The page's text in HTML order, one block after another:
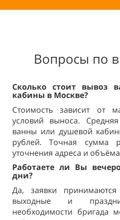
Вопросы по
Сколько стоит вывоз
кабины в Москве?
Стоимость зависит от
условий выноса.
ванны или душевой
рублей. Точная сумма
уточнения адреса и
Работаете ли Вы
дни?
Да, заявки
выходные и
необходимости бригада